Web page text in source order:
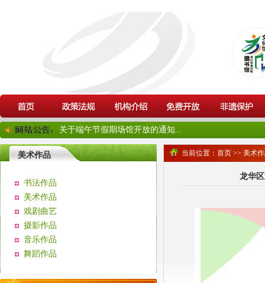
关于端午节假期场馆开放的通知...
美术作品
书法作品
美术作品
戏剧曲艺
摄影作品
音乐作品
舞蹈作品
当前位置： 首页 >> 美术
龙华